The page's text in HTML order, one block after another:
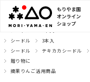
もりやま園
オンライン
ショップ
TOP
シードル
3本入
シードル
テキカカシードル
贈り物に
摘果りんご活用商品